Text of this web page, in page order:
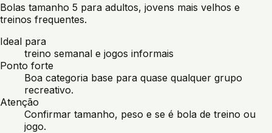
Bolas tamanho 5 para adultos, jovens mais velhos e
treinos frequentes.
Ideal para
treino semanal e jogos informais
Ponto forte
Boa categoria base para quase qualquer grupo
recreativo.
Atenção
Confirmar tamanho, peso e se é bola de treino ou
jogo.